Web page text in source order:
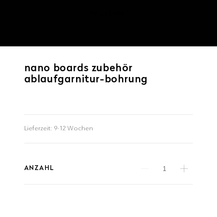
nano boards zubehör
ablaufgarnitur-bohrung
Lieferzeit: 9-12 Wochen
ANZAHL